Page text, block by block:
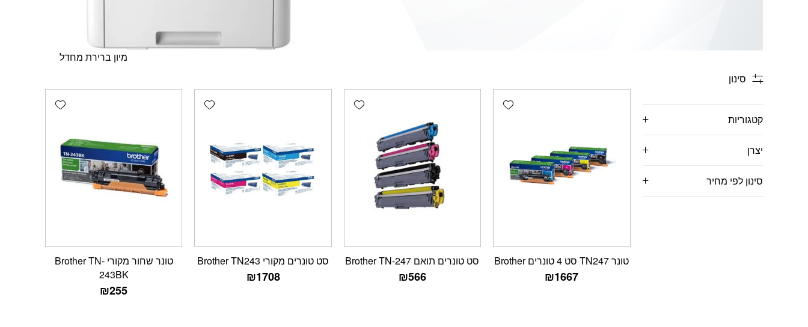
סינון
קטגוריות
יצרן
סינון לפי מחיר
Add wishlist
‏טונר TN247 סט 4 טונרים Brother
₪1667
Add wishlist
סט טונרים תואם Brother TN-247
₪566
Add wishlist
סט טונרים מקורי Brother TN243
₪1708
Add wishlist
טונר שחור מקורי Brother TN-
243BK
₪255